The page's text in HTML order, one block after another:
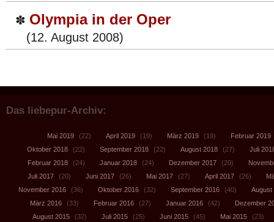
✽ Olympia in der Oper
(12. August 2008)
Das liebepur-Archiv:
Mai 2019 (22) April 2019 (19) März 2019 (19) Februar 2019
Oktober 2018
(22) September 2018 (22) August 2018 (27)
Juli
Februar 2018
(24) Januar 2018 (24) Dezember 2017 (20)
Juli 2017
(20) Juni 2017 (26) Mai 2017 (27) April 2017 (26)
November 2016
(36) Oktober 2016 (32) September 2016 (40)
August
März 2016
(33) Februar 2016 (27) Januar 2016 (42)
Dezember
August 2015
(32) Juli 2015 (25) Juni 2015 (45) Mai 2015
(23)